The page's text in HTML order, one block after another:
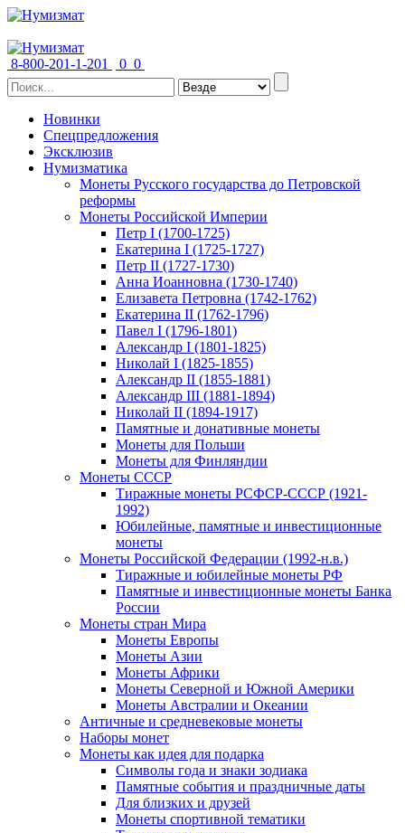
8-800-201-1-201 0 0
Новинки
Спецпредложения
Эксклюзив
Нумизматика
Монеты Русского государства до Петровской
реформы
Монеты Российской Империи
Петр I (1700-1725)
Екатерина I (1725-1727)
Петр II (1727-1730)
Анна Иоанновна (1730-1740)
Елизавета Петровна (1742-1762)
Екатерина II (1762-1796)
Павел I (1796-1801)
Александр I (1801-1825)
Николай I (1825-1855)
Александр II (1855-1881)
Александр III (1881-1894)
Николай II (1894-1917)
Памятные и донативные монеты
Монеты для Польши
Монеты для Финляндии
Монеты СССР
Тиражные монеты РСФСР-СССР (1921-
1992)
Юбилейные, памятные и инвестиционные
монеты
Монеты Российской Федерации (1992-н.в.)
Тиражные и юбилейные монеты РФ
Памятные и инвестиционные монеты Банка
России
Монеты стран Мира
Монеты Европы
Монеты Азии
Монеты Африки
Монеты Северной и Южной Америки
Монеты Австралии и Океании
Античные и средневековые монеты
Наборы монет
Монеты как идея для подарка
Символы года и знаки зодиака
Памятные события и праздничные даты
Для близких и друзей
Монеты спортивной тематики